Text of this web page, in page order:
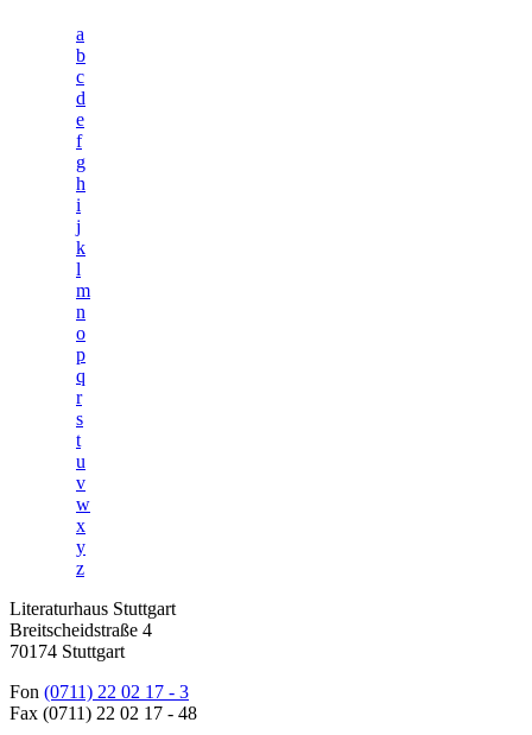
a
b
c
d
e
f
g
h
i
j
k
l
m
n
o
p
q
r
s
t
u
v
w
x
y
z
Literaturhaus Stuttgart
Breitscheidstraße 4
70174 Stuttgart
Fon (0711) 22 02 17 - 3
Fax (0711) 22 02 17 - 48